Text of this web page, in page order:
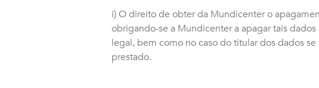
i) O direito de obter da Mundicenter o
obrigando-se a Mundicenter a apagar tais
legal, bem como no caso do titular dos dados
prestado.